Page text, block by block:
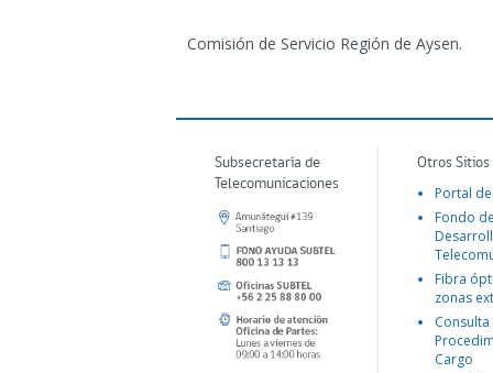
Comisión de Servicio Región de Aysen.
Subsecretaría de
Telecomunicaciones
Otros
Portal
Fondo
Fibra
zonas
Consulta
Cargo